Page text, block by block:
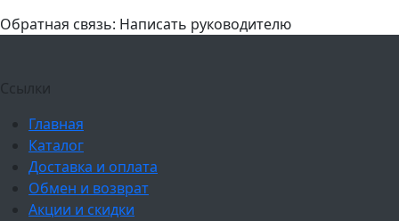
Обратная связь: Написать руководителю
Ссылки
Главная
Каталог
Доставка и оплата
Обмен и возврат
Акции и скидки